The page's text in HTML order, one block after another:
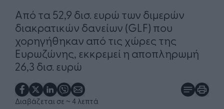
Aπό τα 52,9 δισ. ευρώ των διμερών
διακρατικών δανείων (GLF) που
χορηγήθηκαν από τις χώρες της
Ευρωζώνης, εκκρεμεί η αποπληρωμή
26,3 δισ. ευρώ
Διαβάζεται σε ~ 4 λεπτά